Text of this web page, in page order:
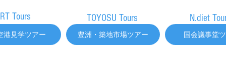
港見学ツアー 豊洲・築地市場ツアー 国会議事堂
TOYOSU Tours N.diet
Tours